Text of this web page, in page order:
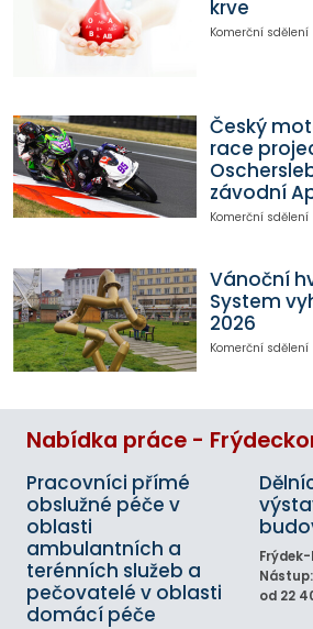
krve
Komerční sdělení
Český
race
závodní
Komerční sdělení
Vánoční
System
2026
Komerční sdělení
Nabídka práce -
Pracovníci přímé
obslužné péče v
oblasti
ambulantních a
terénních služeb a
pečovatelé v oblasti
domácí péče
od 22